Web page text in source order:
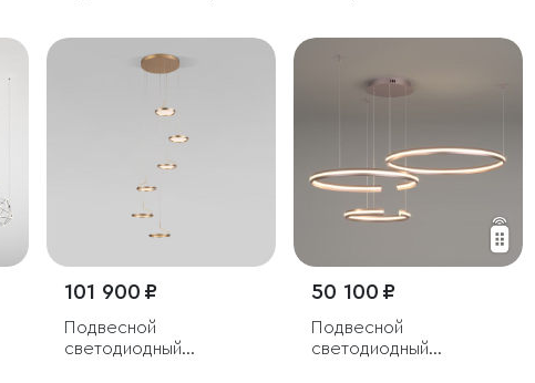
101 900 ₽
Подвесной
светодиодный
50 100 ₽
Подвесной
светодиодный